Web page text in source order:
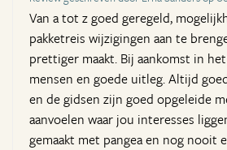
Van a tot z goed geregeld,
pakketreis wijzigingen aan te
prettiger maakt. Bij aankomst in
mensen en goede uitleg. Altijd
en de gidsen zijn goed opgeleide
aanvoelen waar jou interesses
gemaakt met pangea en nog nooit